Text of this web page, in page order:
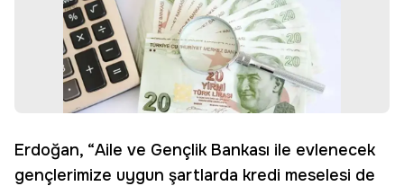
Erdoğan, “Aile ve Gençlik Bankası ile evlenecek
gençlerimize uygun şartlarda kredi meselesi de